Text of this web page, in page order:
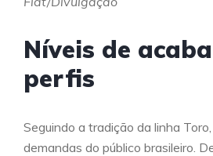
Níveis de
perfis
Seguindo a tradição da linha
demandas do público brasileiro.